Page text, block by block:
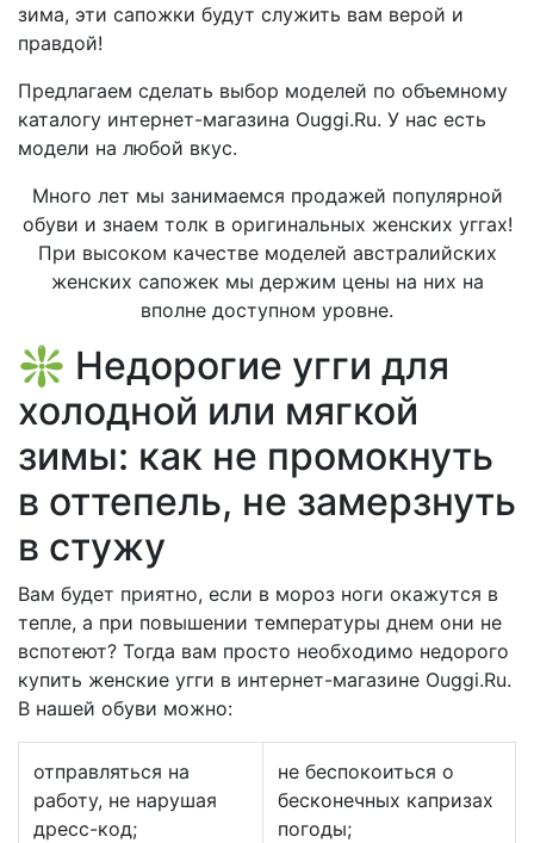
зима, эти сапожки будут служить вам верой и
правдой!
Предлагаем сделать выбор моделей по объемному
каталогу интернет-магазина Ouggi.Ru. У нас есть
модели на любой вкус.
Много лет мы занимаемся продажей популярной
обуви и знаем толк в оригинальных женских уггах!
При высоком качестве моделей австралийских
женских сапожек мы держим цены на них на
вполне доступном уровне.
❇️ Недорогие угги для
холодной или мягкой
зимы: как не промокнуть
в оттепель, не замерзнуть
в стужу
Вам будет приятно, если в мороз ноги окажутся в
тепле, а при повышении температуры днем они не
вспотеют? Тогда вам просто необходимо недорого
купить женские угги в интернет-магазине Ouggi.Ru.
В нашей обуви можно:
отправляться на
работу, не нарушая
дресс-код;
не беспокоиться о
бесконечных капризах
погоды;